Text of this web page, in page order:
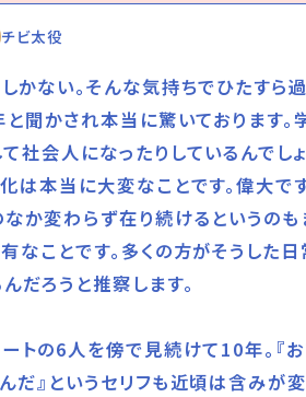
チビ太役
かない。そんな気持ちでひたすら
聞かされ本当に驚いております。
社会人になったりしているんでし
は本当に大変なことです。偉大で
か変わらず在り続けるというの
なことです。多くの方がそうした
だろうと推察します。
トの6人を傍で見続けて10年。『
だ』というセリフも近頃は含みが